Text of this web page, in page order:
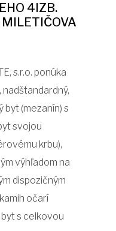
4IZB.
s.r.o. ponúka
nadštandardný,
(mezanín) s
svojou
krbu),
výhľadom na
dispozičným
očarí
s celkovou